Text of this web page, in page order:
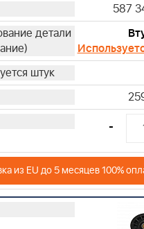
587
-
из EU до 5 месяцев 100%